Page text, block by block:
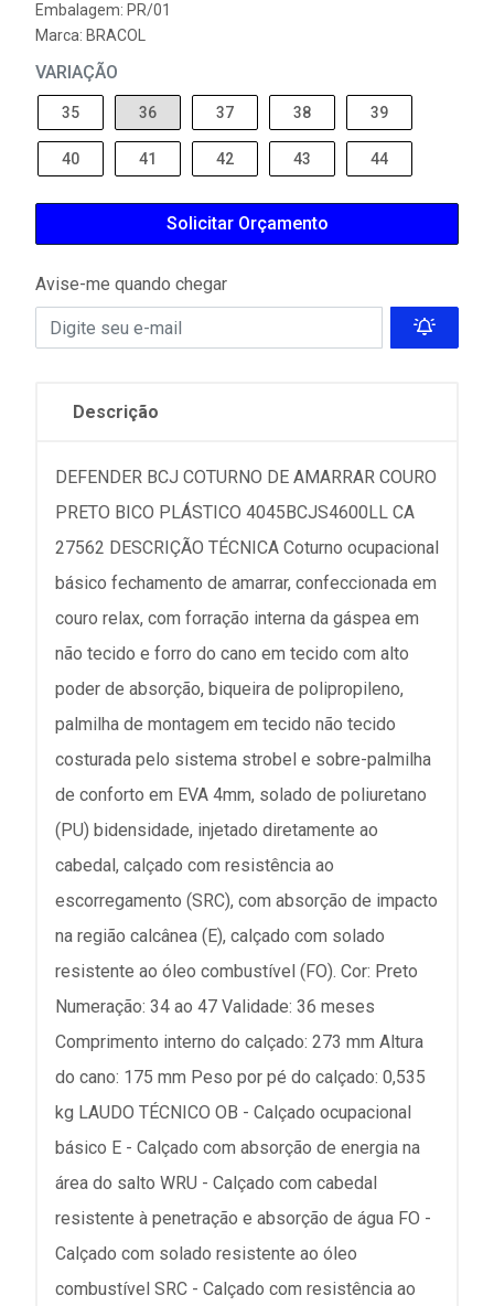
Embalagem: PR/01
Marca: BRACOL
VARIAÇÃO
35 36 37 38 39
40 41 42 43 44
Solicitar Orçamento
Avise-me quando chegar
Descrição
DEFENDER BCJ COTURNO DE AMARRAR COURO
PRETO BICO PLÁSTICO 4045BCJS4600LL CA
27562 DESCRIÇÃO TÉCNICA Coturno ocupacional
básico fechamento de amarrar, confeccionada em
couro relax, com forração interna da gáspea em
não tecido e forro do cano em tecido com alto
poder de absorção, biqueira de polipropileno,
palmilha de montagem em tecido não tecido
costurada pelo sistema strobel e sobre-palmilha
de conforto em EVA 4mm, solado de poliuretano
(PU) bidensidade, injetado diretamente ao
cabedal, calçado com resistência ao
escorregamento (SRC), com absorção de impacto
na região calcânea (E), calçado com solado
resistente ao óleo combustível (FO). Cor: Preto
Numeração: 34 ao 47 Validade: 36 meses
Comprimento interno do calçado: 273 mm Altura
do cano: 175 mm Peso por pé do calçado: 0,535
kg LAUDO TÉCNICO OB - Calçado ocupacional
básico E - Calçado com absorção de energia na
área do salto WRU - Calçado com cabedal
resistente à penetração e absorção de água FO -
Calçado com solado resistente ao óleo
combustível SRC - Calçado com resistência ao